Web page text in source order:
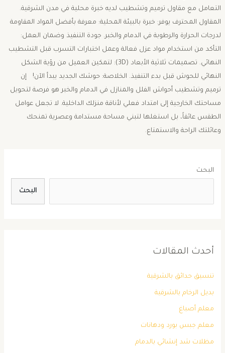
التعامل مع مقاول ترميم وتشطيب لديه خبرة محلية في مدن الشرقية.
المقاول المحترف يوفر: ​خبرة بالبيئة المحلية: معرفة بأفضل المواد المقاومة
لدرجات الحرارة والرطوبة في الدمام والخبر. ​جودة التنفيذ وضمان العمل:
التأكد من استخدام مواد عزل فعالة وعمل اختبارات التسرب قبل التشطيب
النهائي. ​تصميمات ثلاثية الأبعاد (3D): لتمكين العميل من رؤية الشكل
النهائي للحوش قبل بدء التنفيذ. ​الخلاصة: حوشك الجديد يبدأ الآن! ​إن
ترميم وتشطيب أحواش الفلل والمنازل في الدمام والخبر هو فرصة لتحويل
مساحتك الخارجية إلى امتداد فعلي لأناقة منزلك الداخلية. لا تجعل عوامل
الطقس عائقاً، بل استغلها لتبني مساحة مستدامة وعصرية تمنحك
وعائلتك الراحة والاستمتاع.
البحث
البحث
أحدث المقالات
تنسيق حدائق بالشرقية
بديل الرخام بالشرقية
معلم أصباغ
معلم جبس بورد ودهانات
مظلات شد إنشائي بالدمام